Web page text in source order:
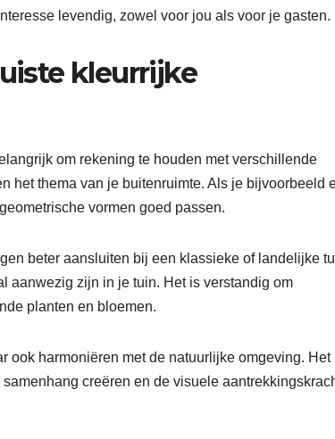
levendig, zowel voor jou als voor je gasten.
kleurrijke
om rekening te houden met verschillende
het thema van je buitenruimte. Als je bijvoorbeeld
vormen goed passen.
beter aansluiten bij een klassieke of landelijke
aanwezig zijn in je tuin. Het is verstandig om
planten en bloemen.
ook harmoniëren met de natuurlijke omgeving. Het
creëren en de visuele